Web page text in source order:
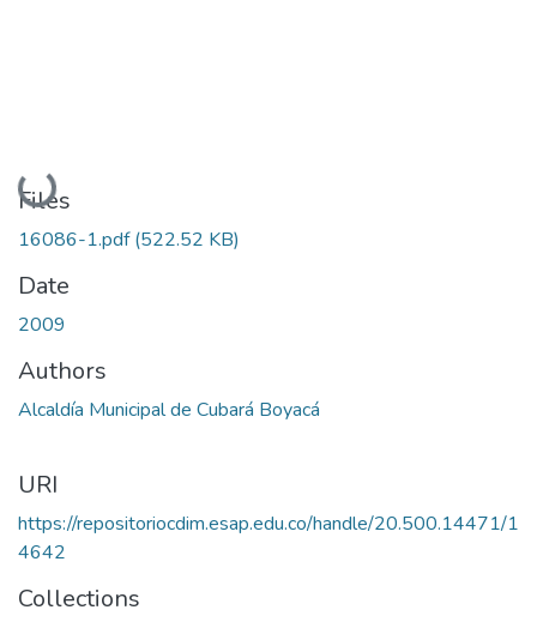
Loading...
Files
16086-1.pdf(522.52 KB)
Date
2009
Authors
Alcaldía Municipal de Cubará Boyacá
URI
https://repositoriocdim.esap.edu.co/handle/20.500.14471/1
4642
Collections